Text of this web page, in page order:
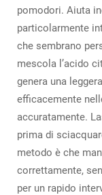
pomodori. Aiuta
particolarmente
che sembrano
mescola l’acido
genera una
efficacemente
accuratamente.
prima di
metodo è che
correttamente,
per un rapido